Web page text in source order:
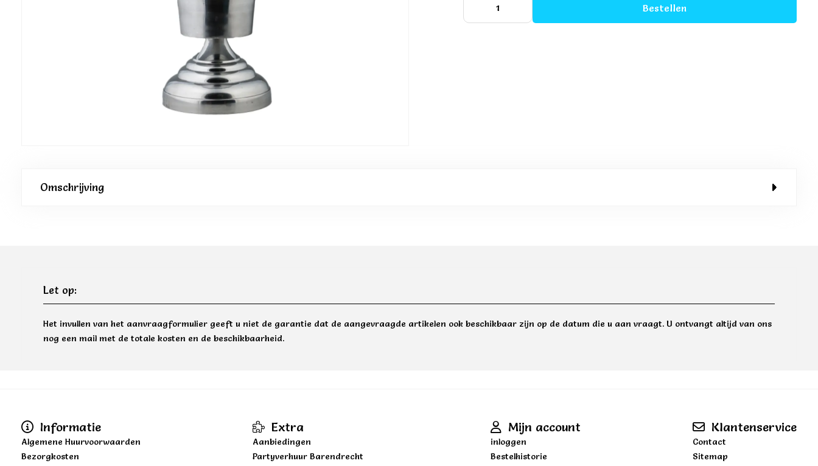
Bestellen
Omschrijving
Let op:
Het invullen van het aanvraagformulier geeft u niet de garantie dat de aangevraagde artikelen ook beschikbaar zijn op de datum die u aan vraagt. U ontvangt altijd van ons
nog een mail met de totale kosten en de beschikbaarheid.
Informatie
Algemene Huurvoorwaarden
Bezorgkosten
Extra
Aanbiedingen
Partyverhuur Barendrecht
Mijn account
inloggen
Bestelhistorie
Klantenservice
Contact
Sitemap